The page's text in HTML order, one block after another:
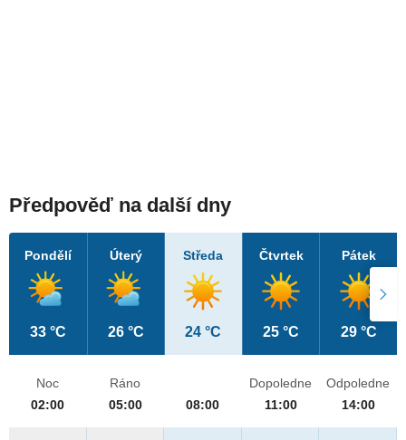
Předpověď na další dny
Pondělí
33 °C
Úterý
26 °C
Středa
24 °C
Čtvrtek
25 °C
Pátek
29 °C
Noc
02:00
Ráno
05:00
08:00
Dopoledne
11:00
Odpoledne
14:00